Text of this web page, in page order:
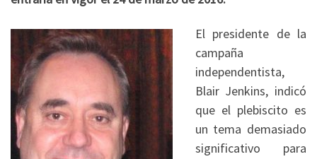
El presidente de la
campaña
independentista,
Blair Jenkins, indicó
que el plebiscito es
un tema demasiado
significativo para